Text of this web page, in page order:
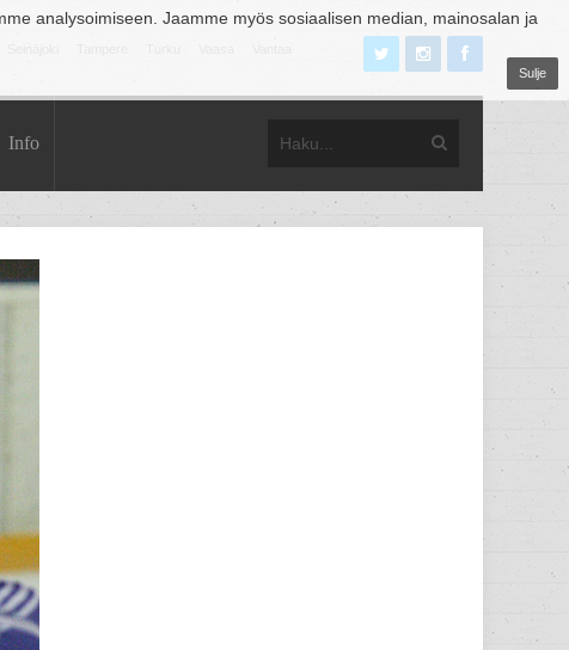
analysoimiseen. Jaamme myös sosiaalisen median, mainosalan ja
Sulje
Info